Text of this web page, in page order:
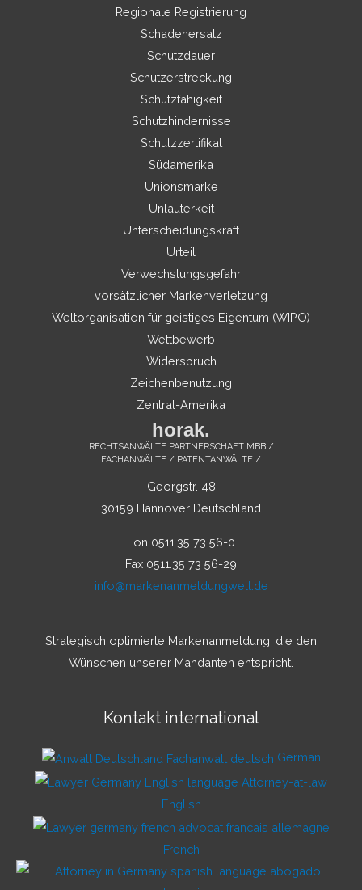
Regionale Registrierung
Schadenersatz
Schutzdauer
Schutzerstreckung
Schutzfähigkeit
Schutzhindernisse
Schutzzertifikat
Südamerika
Unionsmarke
Unlauterkeit
Unterscheidungskraft
Urteil
Verwechslungsgefahr
vorsätzlicher Markenverletzung
Weltorganisation für geistiges Eigentum (WIPO)
Wettbewerb
Widerspruch
Zeichenbenutzung
Zentral-Amerika
horak.
RECHTSANWÄLTE PARTNERSCHAFT MBB /
FACHANWÄLTE / PATENTANWÄLTE /
Georgstr. 48
30159 Hannover Deutschland
Fon 0511.35 73 56-0
Fax 0511.35 73 56-29
info@markenanmeldungwelt.de
Strategisch optimierte Markenanmeldung, die den
Wünschen unserer Mandanten entspricht.
Kontakt international
German
English
French